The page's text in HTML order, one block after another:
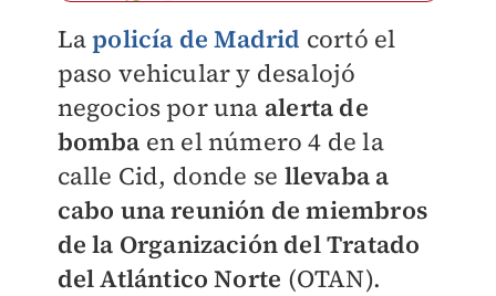
Lapolicía de Madrid cortó el
paso vehicular y desalojó
negocios por una alerta de
bomba en el número 4 de la
calle Cid, donde se llevaba a
cabo una reunión de miembros
de la Organización del Tratado
del Atlántico Norte (OTAN).